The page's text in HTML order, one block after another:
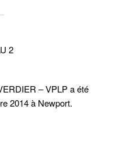
– VPLP a été
2014 à Newport.